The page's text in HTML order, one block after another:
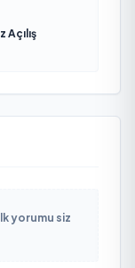
Açılış
yorumu siz